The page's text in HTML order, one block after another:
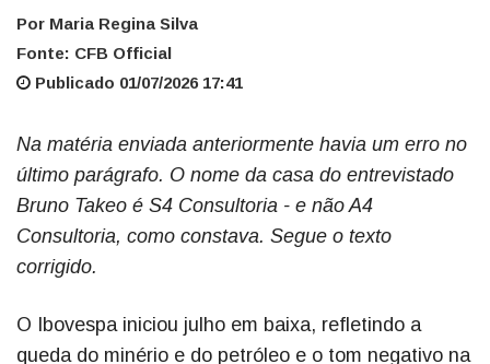
Por Maria Regina Silva
Fonte: CFB Official
Publicado 01/07/2026 17:41
Na matéria enviada anteriormente havia um erro no
último parágrafo. O nome da casa do entrevistado
Bruno Takeo é S4 Consultoria - e não A4
Consultoria, como constava. Segue o texto
corrigido.
O Ibovespa iniciou julho em baixa, refletindo a
queda do minério e do petróleo e o tom negativo na